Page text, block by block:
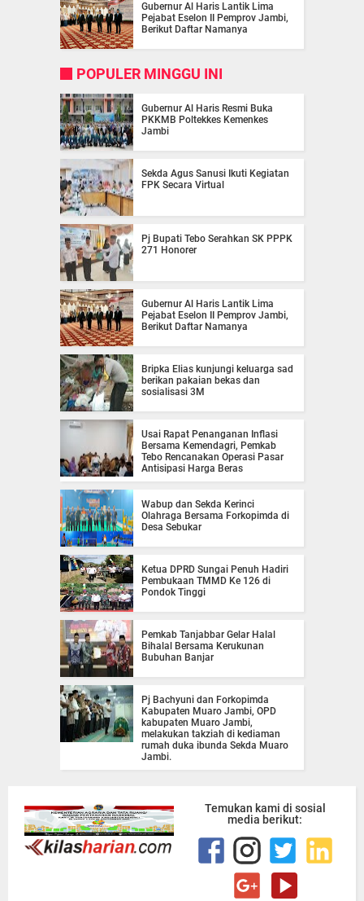
Gubernur Al Haris Lantik Lima
Pejabat Eselon II Pemprov Jambi,
Berikut Daftar Namanya
POPULER MINGGU INI
Gubernur Al Haris Resmi Buka
PKKMB Poltekkes Kemenkes
Jambi
Sekda Agus Sanusi Ikuti Kegiatan
FPK Secara Virtual
Pj Bupati Tebo Serahkan SK PPPK
271 Honorer
Gubernur Al Haris Lantik Lima
Pejabat Eselon II Pemprov Jambi,
Berikut Daftar Namanya
Bripka Elias kunjungi keluarga sad
berikan pakaian bekas dan
sosialisasi 3M
Usai Rapat Penanganan Inflasi
Bersama Kemendagri, Pemkab
Tebo Rencanakan Operasi Pasar
Antisipasi Harga Beras
Wabup dan Sekda Kerinci
Olahraga Bersama Forkopimda di
Desa Sebukar
Ketua DPRD Sungai Penuh Hadiri
Pembukaan TMMD Ke 126 di
Pondok Tinggi
Pemkab Tanjabbar Gelar Halal
Bihalal Bersama Kerukunan
Bubuhan Banjar
Pj Bachyuni dan Forkopimda
Kabupaten Muaro Jambi, OPD
kabupaten Muaro Jambi,
melakukan takziah di kediaman
rumah duka ibunda Sekda Muaro
Jambi.
Temukan kami di sosial
media berikut: